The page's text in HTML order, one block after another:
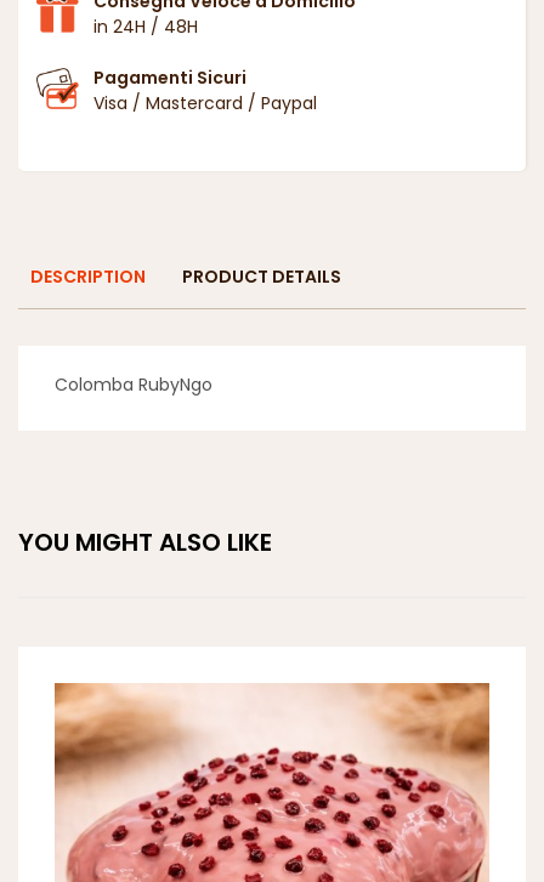
in 24H / 48H
Pagamenti Sicuri
Visa / Mastercard / Paypal
DESCRIPTION PRODUCT DETAILS
Colomba RubyNgo
YOU MIGHT ALSO LIKE